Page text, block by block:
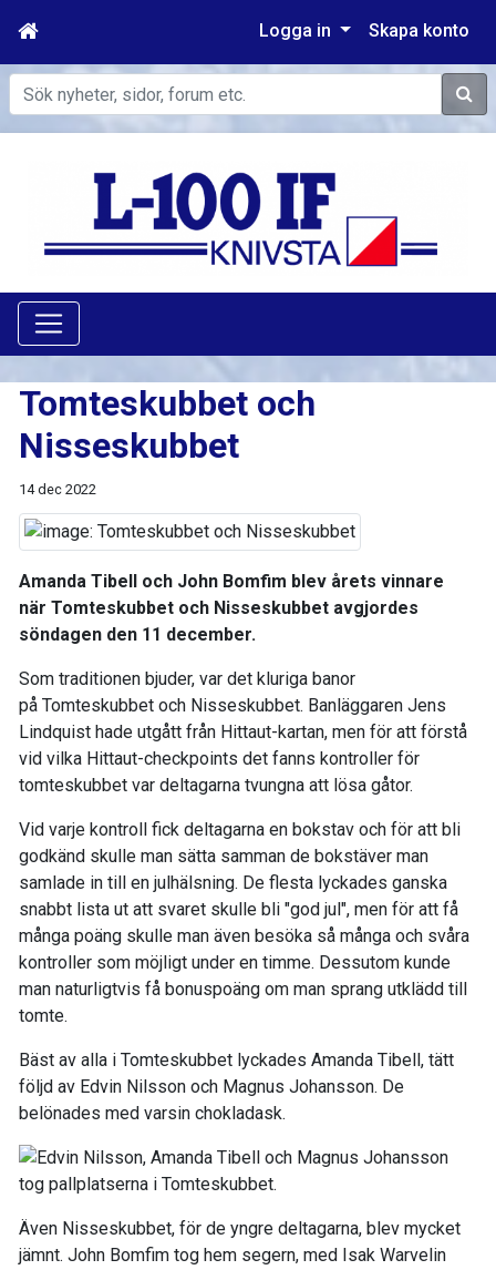
Logga in Skapa konto
Sök
Tomteskubbet och
Nisseskubbet
14 dec 2022
Amanda Tibell och John Bomfim blev årets vinnare
när Tomteskubbet och Nisseskubbet avgjordes
söndagen den 11 december.
Som traditionen bjuder, var det kluriga banor
på Tomteskubbet och Nisseskubbet. Banläggaren Jens
Lindquist hade utgått från Hittaut-kartan, men för att förstå
vid vilka Hittaut-checkpoints det fanns kontroller för
tomteskubbet var deltagarna tvungna att lösa gåtor.
Vid varje kontroll fick deltagarna en bokstav och för att bli
godkänd skulle man sätta samman de bokstäver man
samlade in till en julhälsning. De flesta lyckades ganska
snabbt lista ut att svaret skulle bli "god jul", men för att få
många poäng skulle man även besöka så många och svåra
kontroller som möjligt under en timme. Dessutom kunde
man naturligtvis få bonuspoäng om man sprang utklädd till
tomte.
Bäst av alla i Tomteskubbet lyckades Amanda Tibell, tätt
följd av Edvin Nilsson och Magnus Johansson. De
belönades med varsin chokladask.
Även Nisseskubbet, för de yngre deltagarna, blev mycket
jämnt. John Bomfim tog hem segern, med Isak Warvelin